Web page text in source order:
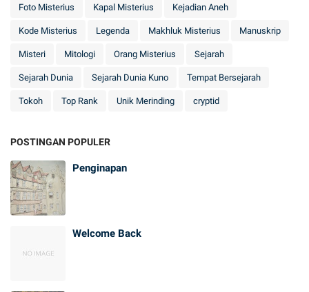
Foto Misterius Kapal Misterius Kejadian Aneh
Kode Misterius Legenda Makhluk Misterius Manuskrip
Misteri Mitologi Orang Misterius Sejarah
Sejarah Dunia Sejarah Dunia Kuno Tempat Bersejarah
Tokoh Top Rank Unik Merinding cryptid
POSTINGAN POPULER
Penginapan
Welcome Back